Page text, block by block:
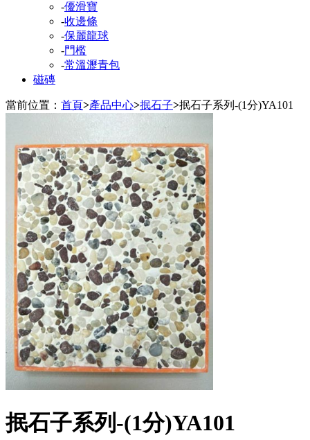
-優滑寶
-收邊條
-保麗龍球
-門檻
-常溫瀝青包
磁磚
當前位置： 首頁>產品中心>抿石子>抿石子系列-(1分)YA101
抿石子系列-(1分)YA101